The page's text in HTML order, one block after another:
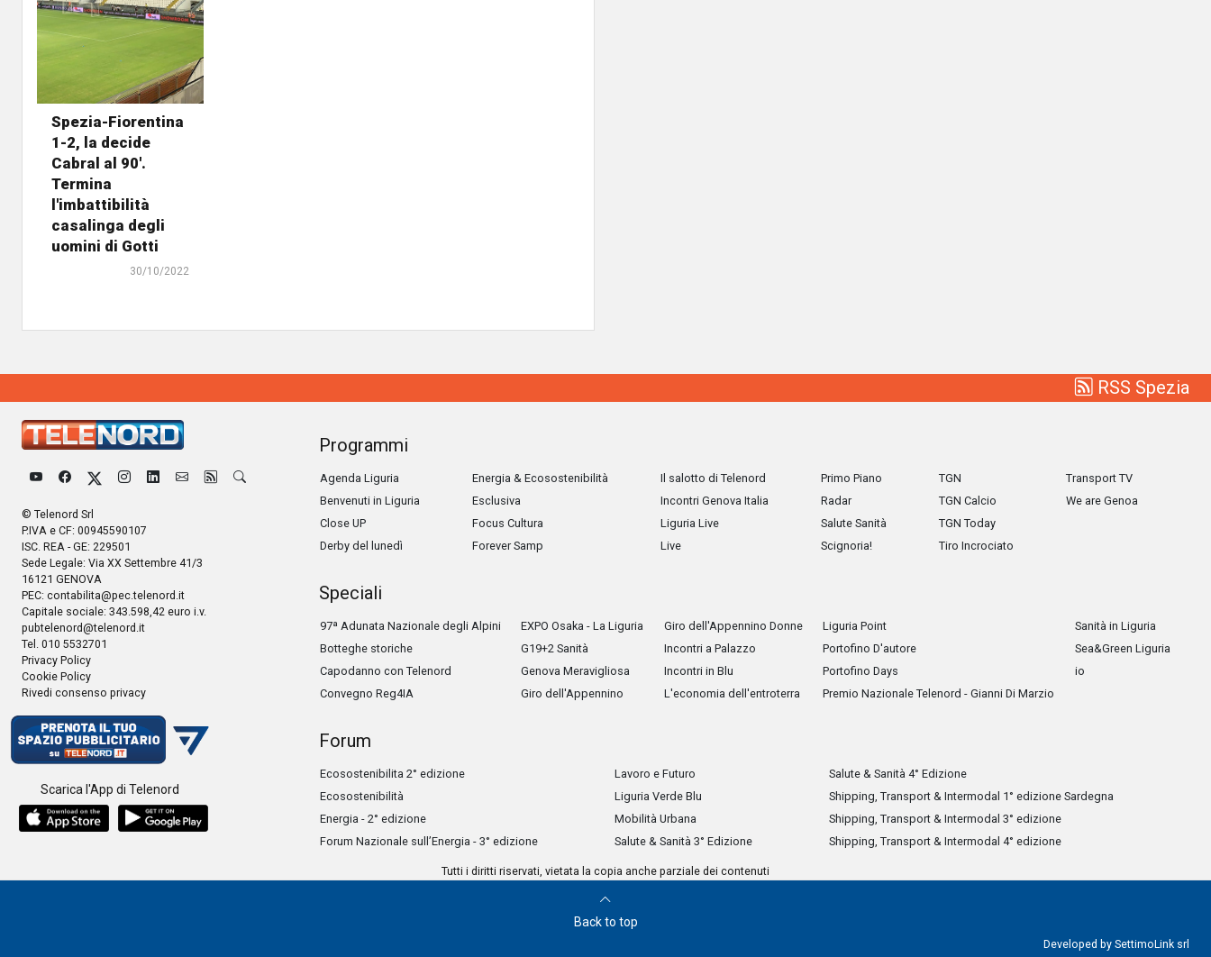
Spezia-Fiorentina
1-2, la decide
Cabral al 90'.
Termina
l'imbattibilità
casalinga degli
uomini di Gotti
30/10/2022
RSS Spezia
© Telenord Srl
P.IVA e CF: 00945590107
ISC. REA - GE: 229501
Sede Legale: Via XX Settembre 41/3
16121 GENOVA
PEC: contabilita@pec.telenord.it
Capitale sociale: 343.598,42 euro i.v.
pubtelenord@telenord.it
Tel. 010 5532701
Privacy Policy
Cookie Policy
Rivedi consenso privacy
Scarica l'App di Telenord
Programmi
Agenda Liguria
Benvenuti in Liguria
Close UP
Derby del lunedì
Energia & Ecosostenibilità
Esclusiva
Focus Cultura
Forever Samp
Il salotto di Telenord
Incontri Genova Italia
Liguria Live
Live
Primo Piano
Radar
Salute Sanità
Scignoria!
TGN
TGN Calcio
TGN Today
Tiro Incrociato
Transport TV
We are Genoa
Speciali
97ª Adunata Nazionale degli Alpini
Botteghe storiche
Capodanno con Telenord
Convegno Reg4IA
EXPO Osaka - La Liguria
G19+2 Sanità
Genova Meravigliosa
Giro dell'Appennino
Giro dell'Appennino Donne
Incontri a Palazzo
Incontri in Blu
L'economia dell'entroterra
Liguria Point
Portofino D'autore
Portofino Days
Premio Nazionale Telenord - Gianni Di Marzio
Sanità in Liguria
Sea&Green Liguria
io
Forum
Ecosostenibilita 2° edizione
Ecosostenibilità
Energia - 2° edizione
Forum Nazionale sull’Energia - 3° edizione
Lavoro e Futuro
Liguria Verde Blu
Mobilità Urbana
Salute & Sanità 3° Edizione
Salute & Sanità 4° Edizione
Shipping, Transport & Intermodal 1° edizione Sardegna
Shipping, Transport & Intermodal 3° edizione
Shipping, Transport & Intermodal 4° edizione
Tutti i diritti riservati, vietata la copia anche parziale dei contenuti
Back to top
Developed by SettimoLink srl